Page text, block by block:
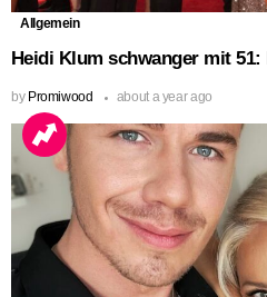
Allgemein
Heidi Klum schwanger mit
by Promiwood about a year ago